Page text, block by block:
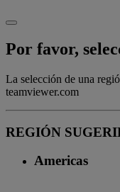
Por favor,
La selección de una
teamviewer.com
REGIÓN
Americas